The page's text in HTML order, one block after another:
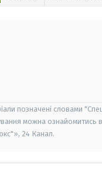
позначені словами
можна ознайомитись
24 Канал.